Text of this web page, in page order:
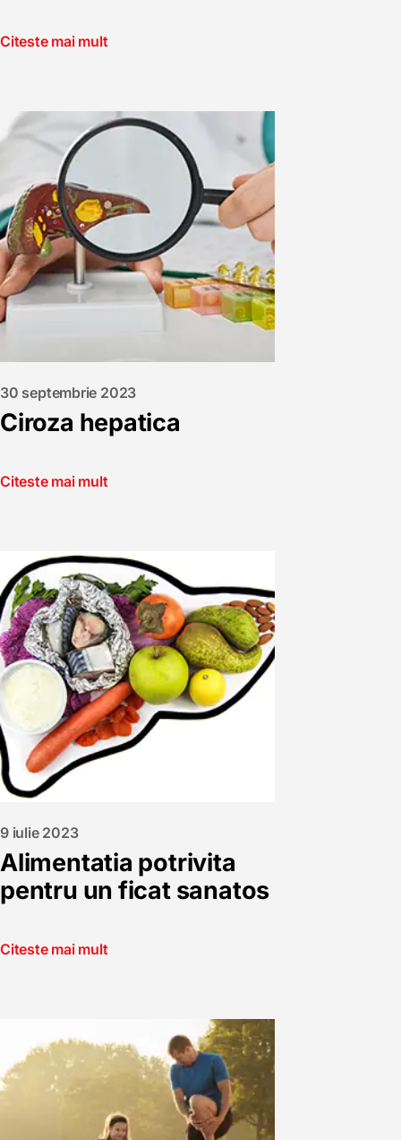
Citeste mai mult
30 septembrie 2023
Ciroza hepatica
Citeste mai mult
9 iulie 2023
Alimentatia potrivita
pentru un ficat sanatos
Citeste mai mult